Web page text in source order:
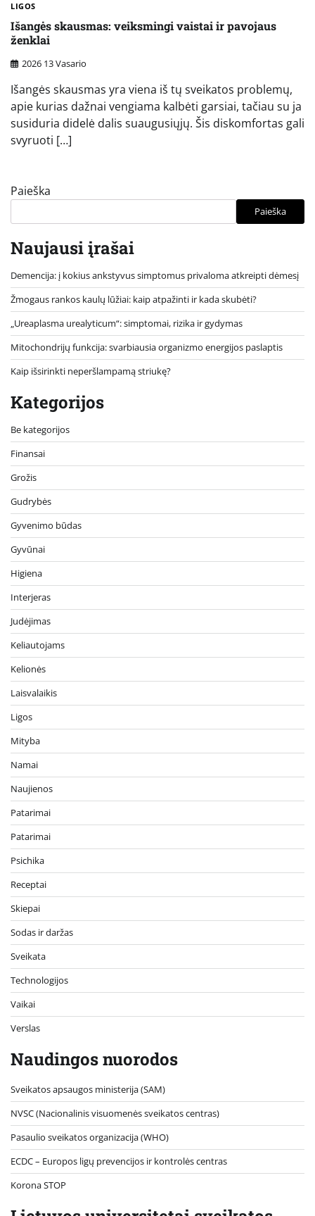
LIGOS
Išangės skausmas: veiksmingi vaistai ir pavojaus
ženklai
2026 13 Vasario
Išangės skausmas yra viena iš tų sveikatos problemų,
apie kurias dažnai vengiama kalbėti garsiai, tačiau su ja
susiduria didelė dalis suaugusiųjų. Šis diskomfortas gali
svyruoti […]
Paieška
Paieška
Naujausi įrašai
Demencija: į kokius ankstyvus simptomus privaloma atkreipti dėmesį
Žmogaus rankos kaulų lūžiai: kaip atpažinti ir kada skubėti?
„Ureaplasma urealyticum“: simptomai, rizika ir gydymas
Mitochondrijų funkcija: svarbiausia organizmo energijos paslaptis
Kaip išsirinkti neperšlampamą striukę?
Kategorijos
Be kategorijos
Finansai
Grožis
Gudrybės
Gyvenimo būdas
Gyvūnai
Higiena
Interjeras
Judėjimas
Keliautojams
Kelionės
Laisvalaikis
Ligos
Mityba
Namai
Naujienos
Patarimai
Patarimai
Psichika
Receptai
Skiepai
Sodas ir daržas
Sveikata
Technologijos
Vaikai
Verslas
Naudingos nuorodos
Sveikatos apsaugos ministerija (SAM)
NVSC (Nacionalinis visuomenės sveikatos centras)
Pasaulio sveikatos organizacija (WHO)
ECDC – Europos ligų prevencijos ir kontrolės centras
Korona STOP